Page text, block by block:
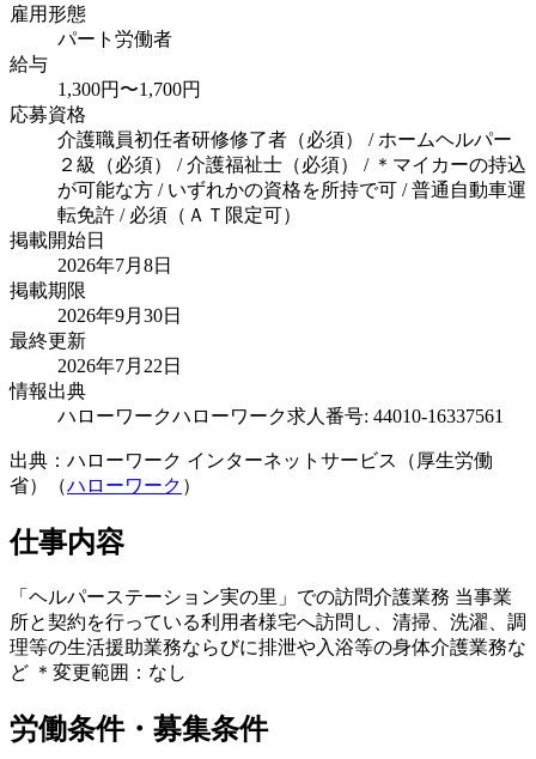
雇用形態
パート労働者
給与
1,300円〜1,700円
応募資格
介護職員初任者研修修了者（必須） / ホームヘルパー
２級（必須） / 介護福祉士（必須） / ＊マイカーの持込
が可能な方 / いずれかの資格を所持で可 / 普通自動車運
転免許 / 必須（ＡＴ限定可）
掲載開始日
2026年7月8日
掲載期限
2026年9月30日
最終更新
2026年7月22日
情報出典
ハローワークハローワーク求人番号: 44010-16337561
出典：ハローワーク インターネットサービス（厚生労働
省）（ハローワーク ）
仕事内容
「ヘルパーステーション実の里」での訪問介護業務 当事業
所と契約を行っている利用者様宅へ訪問し、清掃、洗濯、調
理等の生活援助業務ならびに排泄や入浴等の身体介護業務な
ど ＊変更範囲：なし
労働条件・募集条件